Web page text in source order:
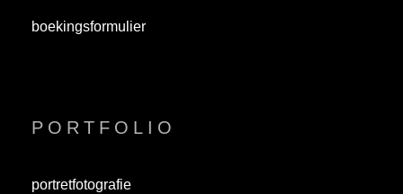
boekingsformulier
PORTFOLIO
portretfotografie